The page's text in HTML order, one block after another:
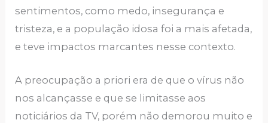
sentimentos, como medo, insegurança e
tristeza, e a população idosa foi a mais afetada,
e teve impactos marcantes nesse contexto.
A preocupação a priori era de que o vírus não
nos alcançasse e que se limitasse aos
noticiários da TV, porém não demorou muito e